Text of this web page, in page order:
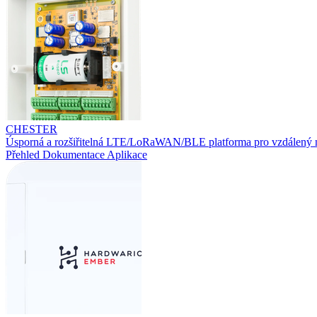
CHESTER
Úsporná a rozšiřitelná LTE/LoRaWAN/BLE platforma pro vzdálený
Přehled Dokumentace Aplikace